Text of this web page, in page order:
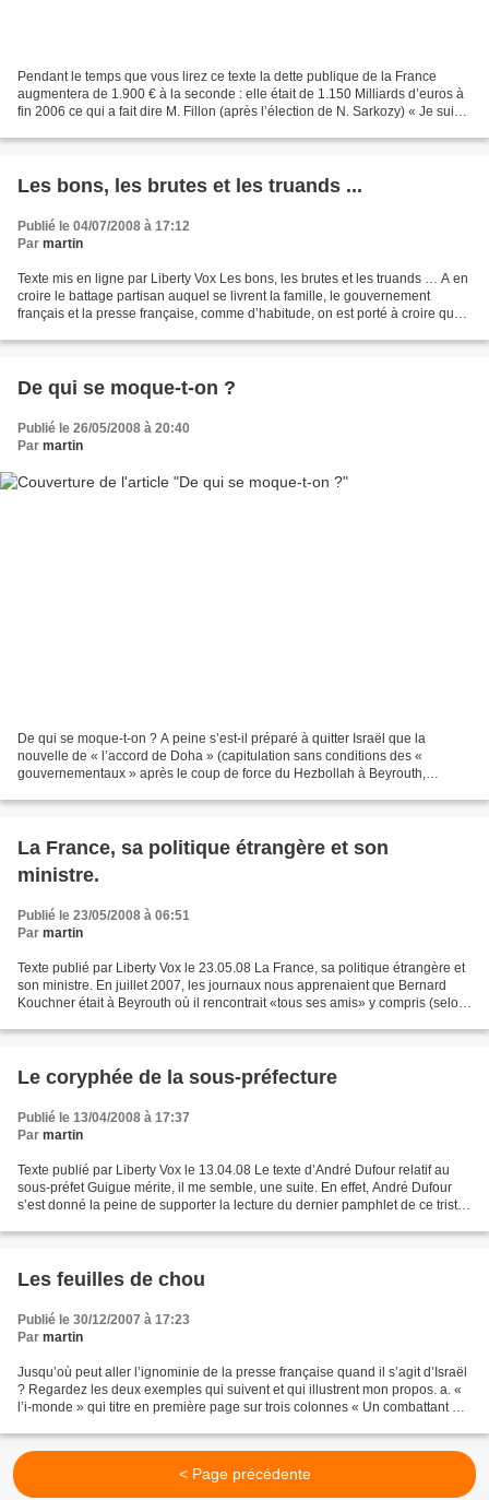
Pendant le temps que vous lirez ce texte la dette publique de la France
augmentera de 1.900 € à la seconde : elle était de 1.150 Milliards d’euros à
fin 2006 ce qui a fait dire M. Fillon (après l’élection de N. Sarkozy) « Je suis à
Les bons, les brutes et les truands ...
Publié le 04/07/2008 à 17:12
Par martin
Texte mis en ligne par Liberty Vox Les bons, les brutes et les truands … A en
croire le battage partisan auquel se livrent la famille, le gouvernement
français et la presse française, comme d’habitude, on est porté à croire que
De qui se moque-t-on ?
Publié le 26/05/2008 à 20:40
Par martin
De qui se moque-t-on ? A peine s’est-il préparé à quitter Israël que la
nouvelle de « l’accord de Doha » (capitulation sans conditions des «
gouvernementaux » après le coup de force du Hezbollah à Beyrouth,
La France, sa politique étrangère et son
ministre.
Publié le 23/05/2008 à 06:51
Par martin
Texte publié par Liberty Vox le 23.05.08 La France, sa politique étrangère et
son ministre. En juillet 2007, les journaux nous apprenaient que Bernard
Kouchner était à Beyrouth où il rencontrait «tous ses amis» y compris (selon
Le coryphée de la sous-préfecture
Publié le 13/04/2008 à 17:37
Par martin
Texte publié par Liberty Vox le 13.04.08 Le texte d’André Dufour relatif au
sous-préfet Guigue mérite, il me semble, une suite. En effet, André Dufour
s’est donné la peine de supporter la lecture du dernier pamphlet de ce triste
Les feuilles de chou
Publié le 30/12/2007 à 17:23
Par martin
Jusqu’où peut aller l’ignominie de la presse française quand il s’agit d’Israël
? Regardez les deux exemples qui suivent et qui illustrent mon propos. a. «
l’i-monde » qui titre en première page sur trois colonnes « Un combattant du
< Page précédente